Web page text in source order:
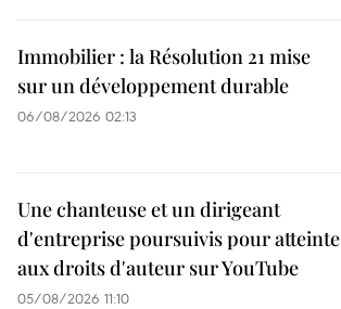
Immobilier : la Résolution 21 mise
sur un développement durable
06/08/2026 02:13
Une chanteuse et un dirigeant
d'entreprise poursuivis pour atteinte
aux droits d'auteur sur YouTube
05/08/2026 11:10